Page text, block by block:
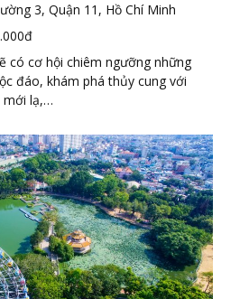
3, Quận 11, Hồ Chí Minh
có cơ hội chiêm ngưỡng những
đáo, khám phá thủy cung với
mới lạ,…